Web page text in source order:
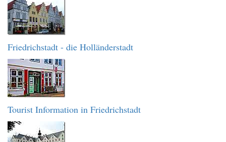
Friedrichstadt - die Holländerstadt
Tourist Information in Friedrichstadt